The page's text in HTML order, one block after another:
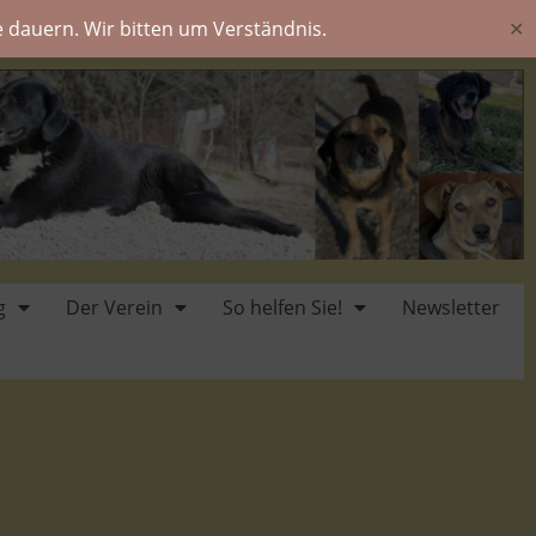
dauern. Wir bitten um Verständnis. ✕
Der Verein So helfen Sie! Newsletter